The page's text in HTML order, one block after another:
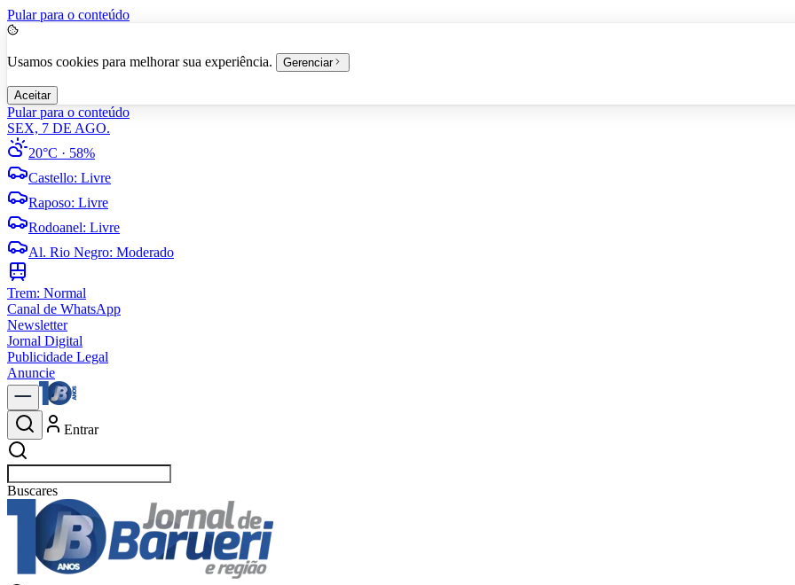
Pular para o conteúdo
Usamos cookies para melhorar sua experiência. Gerenciar
Aceitar
Pular para o conteúdo
SEX, 7 DE AGO.
20°C · 58%
Castello: Livre
Raposo: Livre
Rodoanel: Livre
Al. Rio Negro: Moderado
Trem: Normal
Canal de WhatsApp
Newsletter
Jornal Digital
Publicidade Legal
Anuncie
Entrar
Buscaresportes